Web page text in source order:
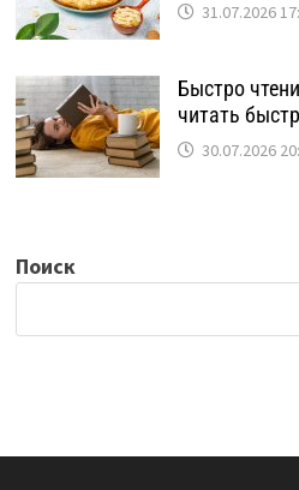
31.07.2026
Быстро
читать
30.07.2026
Поиск